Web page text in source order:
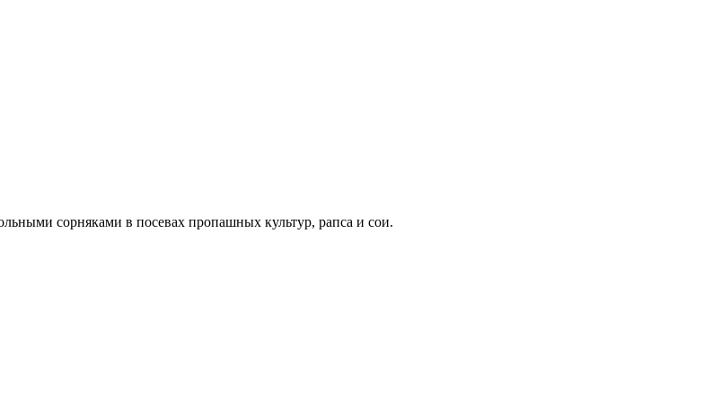
сорняками в посевах пропашных культур, рапса и сои.